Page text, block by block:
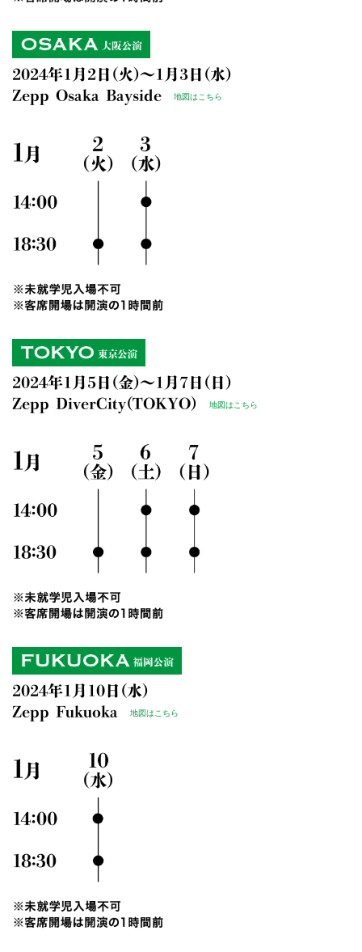
2024年1月2日(火)～1月3日(水)
Zepp Osaka Bayside
地図はこちら
2024年1月5日(金)～1月7日(日)
Zepp DiverCity(TOKYO)
地図はこちら
2024年1月10日(水)
Zepp Fukuoka
地図はこちら